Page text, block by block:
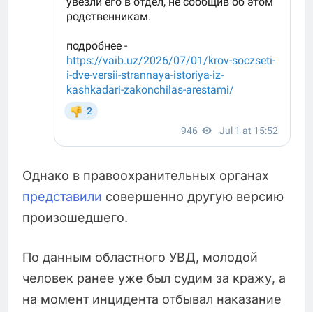
Однако в правоохранительных органах
представили совершенно другую версию
произошедшего.
По данным областного УВД, молодой
человек ранее уже был судим за кражу, а
на момент инцидента отбывал наказание